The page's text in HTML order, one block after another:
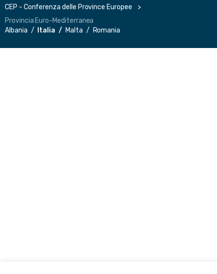
CEP - Conferenza delle Province Europee
Provincia Euro-Mediterranea
Albania
Italia Malta Romania